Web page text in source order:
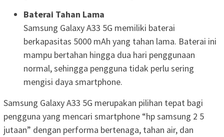
Baterai Tahan Lama
Samsung Galaxy A33 5G memiliki baterai
berkapasitas 5000 mAh yang tahan lama. Baterai ini
mampu bertahan hingga dua hari penggunaan
normal, sehingga pengguna tidak perlu sering
mengisi daya smartphone.
Samsung Galaxy A33 5G merupakan pilihan tepat bagi
pengguna yang mencari smartphone “hp samsung 2 5
jutaan” dengan performa bertenaga, tahan air, dan